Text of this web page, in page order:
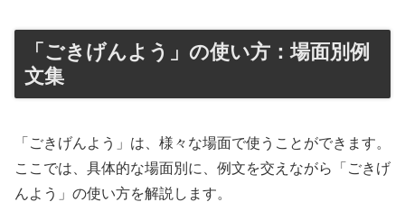
「ごきげんよう」の使い方：場面別例
文集
「ごきげんよう」は、様々な場面で使うことができます。
ここでは、具体的な場面別に、例文を交えながら「ごきげ
んよう」の使い方を解説します。